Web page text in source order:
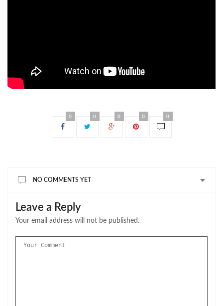
0 0 0 0 0
NO COMMENTS YET
Leave a Reply
Your email address will not be published.